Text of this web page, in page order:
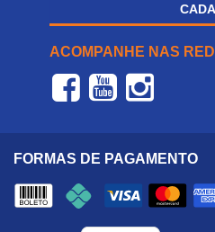
ACOMPANHE NAS
FORMAS DE PAGAMENTO